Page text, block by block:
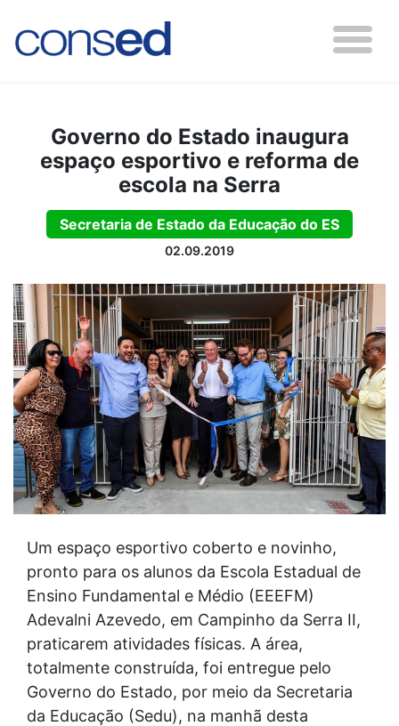
Governo do Estado inaugura
espaço esportivo e reforma de
escola na Serra
Secretaria de Estado da Educação do ES
02.09.2019
Um espaço esportivo coberto e novinho,
pronto para os alunos da Escola Estadual de
Ensino Fundamental e Médio (EEEFM)
Adevalni Azevedo, em Campinho da Serra II,
praticarem atividades físicas. A área,
totalmente construída, foi entregue pelo
Governo do Estado, por meio da Secretaria
da Educação (Sedu), na manhã desta